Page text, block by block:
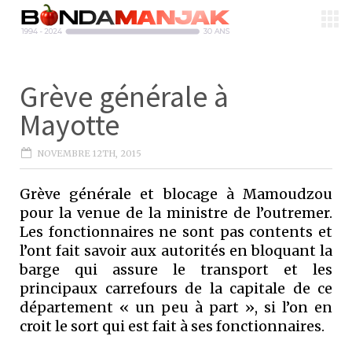
Grève générale à
Mayotte
NOVEMBRE 12TH, 2015
Grève générale et blocage à Mamoudzou
pour la venue de la ministre de l’outremer.
Les fonctionnaires ne sont pas contents et
l’ont fait savoir aux autorités en bloquant la
barge qui assure le transport et les
principaux carrefours de la capitale de ce
département « un peu à part », si l’on en
croit le sort qui est fait à ses fonctionnaires.